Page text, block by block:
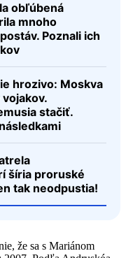
obľúbená
mnoho
Poznali ich
hrozivo: Moskva
stačiť.
šíria proruské
tak neodpustia!
že sa s Mariánom